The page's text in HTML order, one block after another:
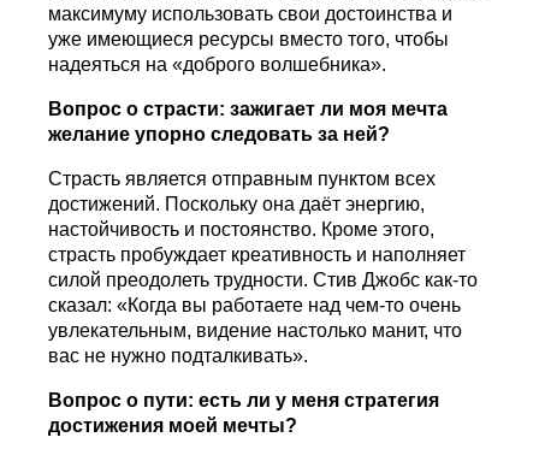
максимуму использовать свои достоинства и
уже имеющиеся ресурсы вместо того, чтобы
надеяться на «доброго волшебника».
Вопрос о страсти: зажигает ли моя мечта
желание упорно следовать за ней?
Страсть является отправным пунктом всех
достижений. Поскольку она даёт энергию,
настойчивость и постоянство. Кроме этого,
страсть пробуждает креативность и наполняет
силой преодолеть трудности. Стив Джобс как-то
сказал: «Когда вы работаете над чем-то очень
увлекательным, видение настолько манит, что
вас не нужно подталкивать».
Вопрос о пути: есть ли у меня стратегия
достижения моей мечты?